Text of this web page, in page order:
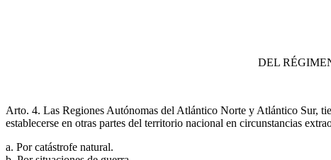
DEL
Arto. 4. Las Regiones Autónomas del Atlántico Norte y Atlántico Sur,
establecerse en otras partes del territorio nacional en circunstancias
a. Por catástrofe natural.